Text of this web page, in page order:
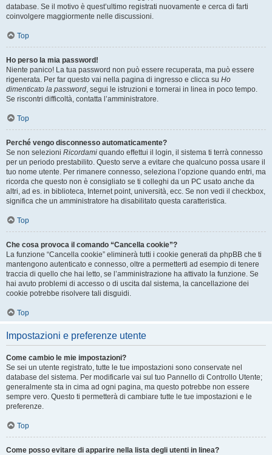
database. Se il motivo è quest’ultimo registrati nuovamente e cerca di farti
coinvolgere maggiormente nelle discussioni.
Top
Ho perso la mia password!
Niente panico! La tua password non può essere recuperata, ma può essere
rigenerata. Per far questo vai nella pagina di ingresso e clicca su Ho
dimenticato la password, segui le istruzioni e tornerai in linea in poco tempo.
Se riscontri difficoltà, contatta l’amministratore.
Top
Perché vengo disconnesso automaticamente?
Se non selezioni Ricordami quando effettui il login, il sistema ti terrà connesso
per un periodo prestabilito. Questo serve a evitare che qualcuno possa usare il
tuo nome utente. Per rimanere connesso, seleziona l’opzione quando entri, ma
ricorda che questo non è consigliato se ti colleghi da un PC usato anche da
altri, ad es. in biblioteca, Internet point, università, ecc. Se non vedi il checkbox,
significa che un amministratore ha disabilitato questa caratteristica.
Top
Che cosa provoca il comando “Cancella cookie”?
La funzione “Cancella cookie” eliminerà tutti i cookie generati da phpBB che ti
mantengono autenticato e connesso, oltre a permetterti ad esempio di tenere
traccia di quello che hai letto, se l’amministrazione ha attivato la funzione. Se
hai avuto problemi di accesso o di uscita dal sistema, la cancellazione dei
cookie potrebbe risolvere tali disguidi.
Top
Impostazioni e preferenze utente
Come cambio le mie impostazioni?
Se sei un utente registrato, tutte le tue impostazioni sono conservate nel
database del sistema. Per modificarle vai sul tuo Pannello di Controllo Utente;
generalmente sta in cima ad ogni pagina, ma questo potrebbe non essere
sempre vero. Questo ti permetterà di cambiare tutte le tue impostazioni e le
preferenze.
Top
Come posso evitare di apparire nella lista degli utenti in linea?